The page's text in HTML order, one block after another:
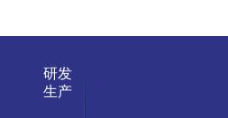
研发
生产